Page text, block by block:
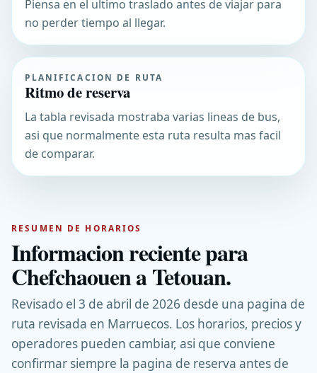
Piensa en el ultimo traslado antes de viajar para
no perder tiempo al llegar.
PLANIFICACION DE RUTA
Ritmo de reserva
La tabla revisada mostraba varias lineas de bus,
asi que normalmente esta ruta resulta mas facil
de comparar.
RESUMEN DE HORARIOS
Informacion reciente para
Chefchaouen a Tetouan.
Revisado el 3 de abril de 2026 desde una pagina de
ruta revisada en Marruecos. Los horarios, precios y
operadores pueden cambiar, asi que conviene
confirmar siempre la pagina de reserva antes de